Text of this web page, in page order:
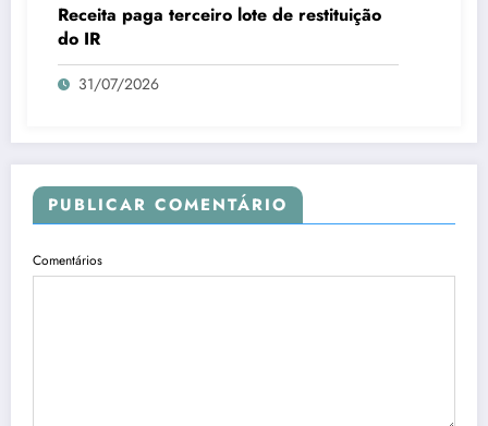
Receita paga terceiro lote de restituição
do IR
31/07/2026
PUBLICAR COMENTÁRIO
Comentários